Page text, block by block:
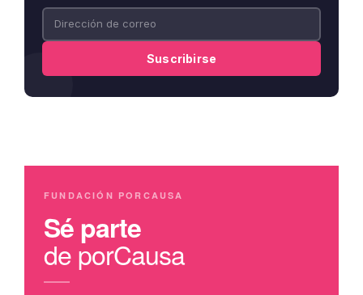
FUNDACIÓN PORCAUSA
Sé parte
de porCausa